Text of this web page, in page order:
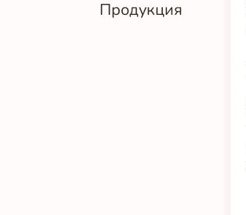
Продукция